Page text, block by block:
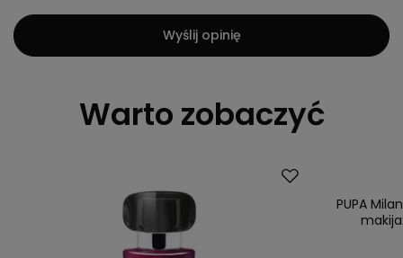
Wyślij opinię
Warto zobaczyć
PUPA